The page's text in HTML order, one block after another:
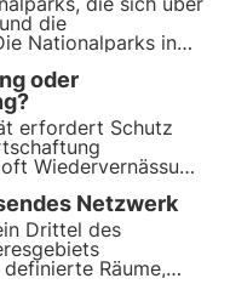
die
Nationalparks in
außergewöhnliche
Artenvielfalt
oder
erfordert Schutz
Wiedervernässung
gegenüber.
Wie
Artikel.
Netzwerk
Drittel des
Räume,
Entwicklung ist.